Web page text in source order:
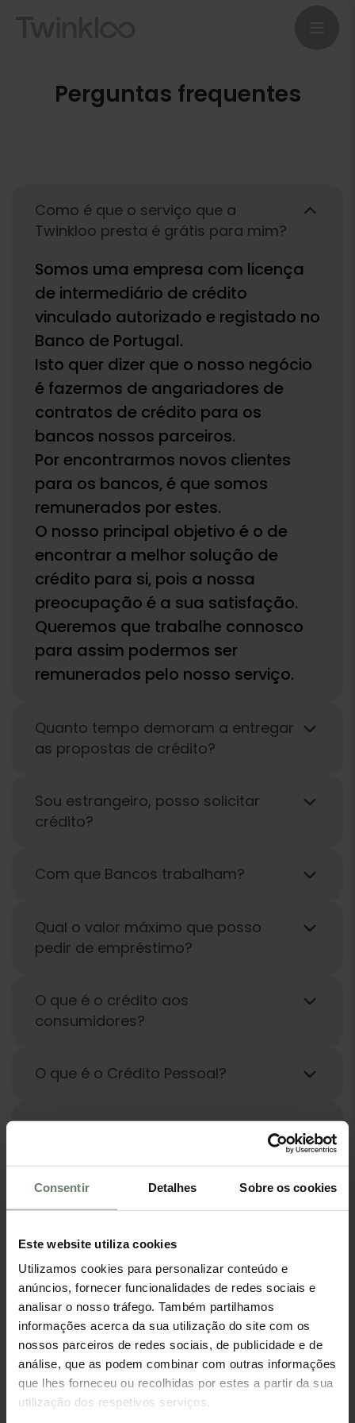
Consentir Detalhes Sobre os cookies
Este website utiliza cookies
Utilizamos cookies para personalizar conteúdo e
anúncios, fornecer funcionalidades de redes sociais e
analisar o nosso tráfego. Também partilhamos
informações acerca da sua utilização do site com os
nossos parceiros de redes sociais, de publicidade e de
análise, que as podem combinar com outras informações
que lhes forneceu ou recolhidas por estes a partir da sua
utilização dos respetivos serviços.
Perguntas frequentes
Como é que o serviço que a
Twinkloo presta é grátis para mim?
Somos uma empresa com licença
de intermediário de crédito
vinculado autorizado e registado no
Banco de Portugal.
Isto quer dizer que o nosso negócio
é fazermos de angariadores de
contratos de crédito para os
bancos nossos parceiros.
Por encontrarmos novos clientes
para os bancos, é que somos
remunerados por estes.
O nosso principal objetivo é o de
encontrar a melhor solução de
crédito para si, pois a nossa
preocupação é a sua satisfação.
Queremos que trabalhe connosco
para assim podermos ser
remunerados pelo nosso serviço.
Quanto tempo demoram a entregar
as propostas de crédito?
Sou estrangeiro, posso solicitar
crédito?
Com que Bancos trabalham?
Qual o valor máximo que posso
pedir de empréstimo?
O que é o crédito aos
consumidores?
O que é o Crédito Pessoal?
Conseguem mesmo melhores
condições, ou limitam-se a fazer
uma procura de propostas em
nome dos clientes?
Enviam a simulação por e-mail?
Posso consultar o banco onde tenho
conta para pedir proposta de
Crédito Habitação?
É possível fazer Crédito Pessoal para
financiar a falta de capitais